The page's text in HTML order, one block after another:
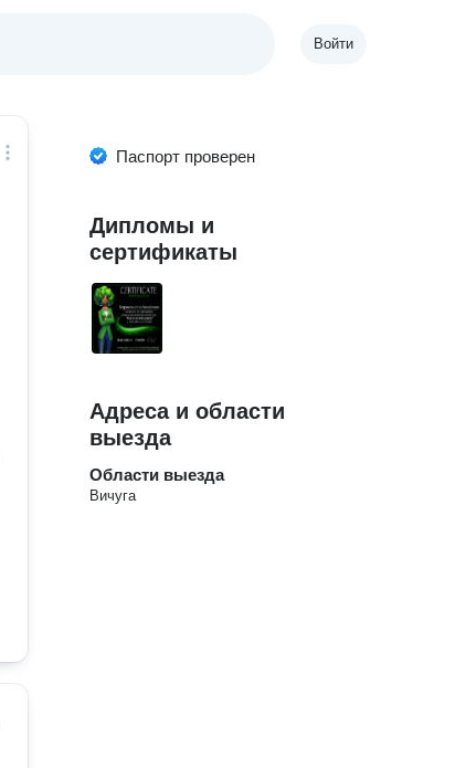
Войти
Паспорт проверен
Дипломы и
сертификаты
Адреса и области
выезда
Области выезда
Вичуга